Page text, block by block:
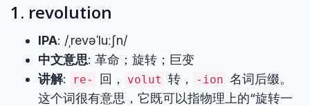
1. revolution
IPA: /ˌrevəˈluːʃn/
中文意思: 革命；旋转；巨变
讲解: re- 回， volut 转， -ion 名词后缀。
这个词很有意思，它既可以指物理上的“旋转一